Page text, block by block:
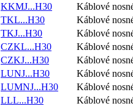
KKMJ...H30
Káblové
TKL...H30
Káblové
TKJ...H30
Káblové
CZKL...H30
Káblové
CZKJ...H30
Káblové
LUNJ...H30
Káblové
LUMNJ...H30
Káblové
LLL...H30
Káblové